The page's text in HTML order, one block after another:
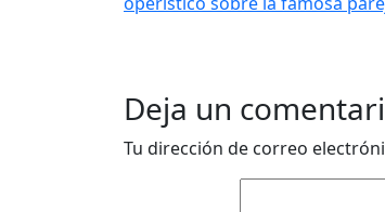
Deja un
Tu dirección de correo